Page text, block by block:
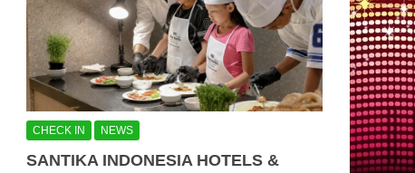
CHECK IN NEWS
SANTIKA INDONESIA HOTELS &